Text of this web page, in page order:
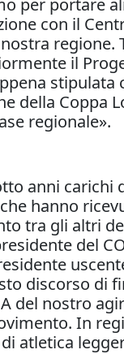
per portare
con il
regione.
il
stipulata
della Coppa
regionale».
anni carichi
hanno
tra gli altri
del
discorso di
del nostro
In
atletica